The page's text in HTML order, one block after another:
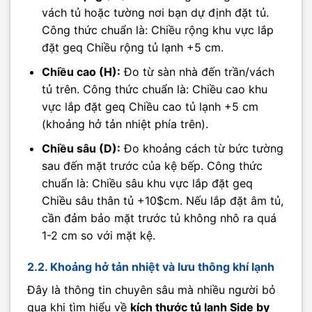
vách tủ hoặc tường nơi bạn dự định đặt tủ.
Công thức chuẩn là: Chiều rộng khu vực lắp
đặt geq Chiều rộng tủ lạnh +5 cm.
Chiều cao (H): Đo từ sàn nhà đến trần/vách
tủ trên. Công thức chuẩn là: Chiều cao khu
vực lắp đặt geq Chiều cao tủ lạnh +5 cm
(khoảng hở tản nhiệt phía trên).
Chiều sâu (D): Đo khoảng cách từ bức tường
sau đến mặt trước của kệ bếp. Công thức
chuẩn là: Chiều sâu khu vực lắp đặt geq
Chiều sâu thân tủ +10$cm. Nếu lắp đặt âm tủ,
cần đảm bảo mặt trước tủ không nhô ra quá
1-2 cm so với mặt kệ.
2.2. Khoảng hở tản nhiệt và lưu thông khí lạnh
Đây là thông tin chuyên sâu mà nhiều người bỏ
qua khi tìm hiểu về kích thước tủ lạnh Side by